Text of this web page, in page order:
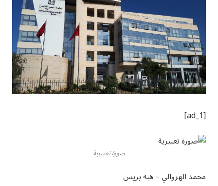
[ad_1]
صورة تعبيرية
محمد الهروالي – هبة بريس